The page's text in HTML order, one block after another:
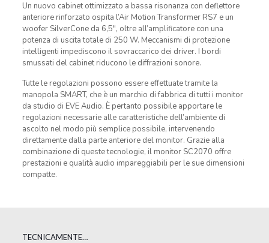
Un nuovo cabinet ottimizzato a bassa risonanza con deflettore
anteriore rinforzato ospita l’Air Motion Transformer RS7 e un
woofer SilverCone da 6,5″, oltre all’amplificatore con una
potenza di uscita totale di 250 W. Meccanismi di protezione
intelligenti impediscono il sovraccarico dei driver. I bordi
smussati del cabinet riducono le diffrazioni sonore.
Tutte le regolazioni possono essere effettuate tramite la
manopola SMART, che è un marchio di fabbrica di tutti i monitor
da studio di EVE Audio. È pertanto possibile apportare le
regolazioni necessarie alle caratteristiche dell’ambiente di
ascolto nel modo più semplice possibile, intervenendo
direttamente dalla parte anteriore del monitor. Grazie alla
combinazione di queste tecnologie, il monitor SC2070 offre
prestazioni e qualità audio impareggiabili per le sue dimensioni
compatte.
TECNICAMENTE…